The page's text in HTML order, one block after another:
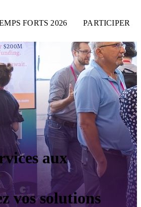
FORTS 2026 PARTICIPER
aux
vos solutions